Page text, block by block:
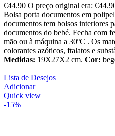
€44.90 O preço original era:
Bolsa porta documentos em
documentos tem bolsos interiores
documentos do bebé. Fecha com
mão ou à máquina a 30ºC . Os
colorantes azóticos, ftalatos e
Medidas: 19X27X2 cm. Cor:
Lista de Desejos
Adicionar
Quick view
-15%